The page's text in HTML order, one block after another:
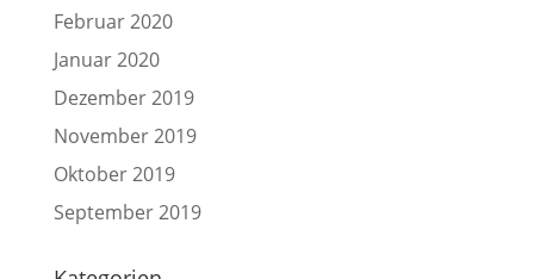
Februar 2020
Januar 2020
Dezember 2019
November 2019
Oktober 2019
September 2019